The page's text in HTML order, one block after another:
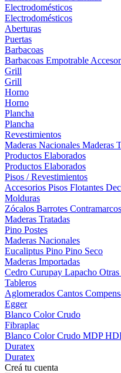
Electrodomésticos
Electrodomésticos
Aberturas
Puertas
Barbacoas
Barbacoas Empotrable
Grill
Grill
Horno
Horno
Plancha
Plancha
Revestimientos
Maderas Nacionales Maderas
Productos Elaborados
Productos Elaborados
Pisos / Revestimientos
Accesorios Pisos Flotantes
Molduras
Zócalos Barrotes Contramarcos
Maderas Tratadas
Pino Postes
Maderas Nacionales
Eucaliptus Pino Pino Seco
Maderas Importadas
Cedro Curupay Lapacho Otras
Tableros
Aglomerados Cantos
Egger
Blanco ColorCrudo
Fibraplac
Blanco ColorCrudo MDP
Duratex
Duratex
Creá tu cuenta